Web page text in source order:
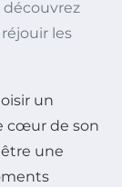
découvrez
les
un
cœur de son
une